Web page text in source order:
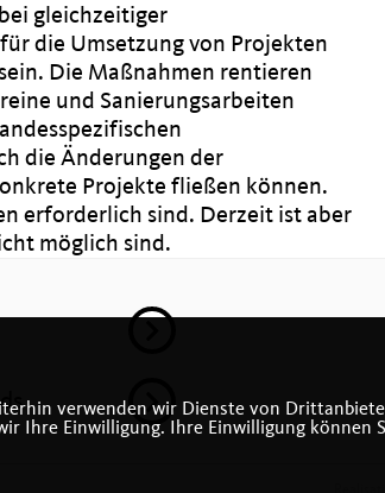
gleichzeitiger
die Umsetzung von Projekten
Die Maßnahmen rentieren
und Sanierungsarbeiten
die Änderungen der
Projekte fließen können.
erforderlich sind. Derzeit ist aber
möglich sind.
verwenden wir Dienste von
Ihre Einwilligung. Ihre Einwilligung können